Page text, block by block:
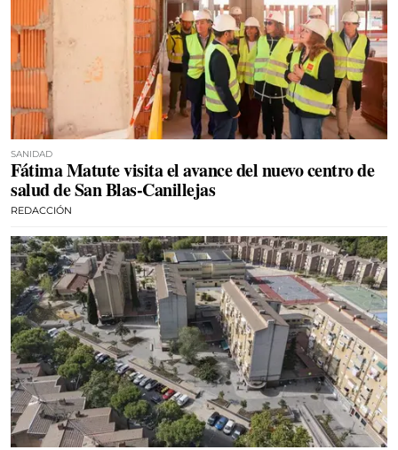
SANIDAD
Fátima Matute visita el avance del nuevo centro de
salud de San Blas-Canillejas
REDACCIÓN